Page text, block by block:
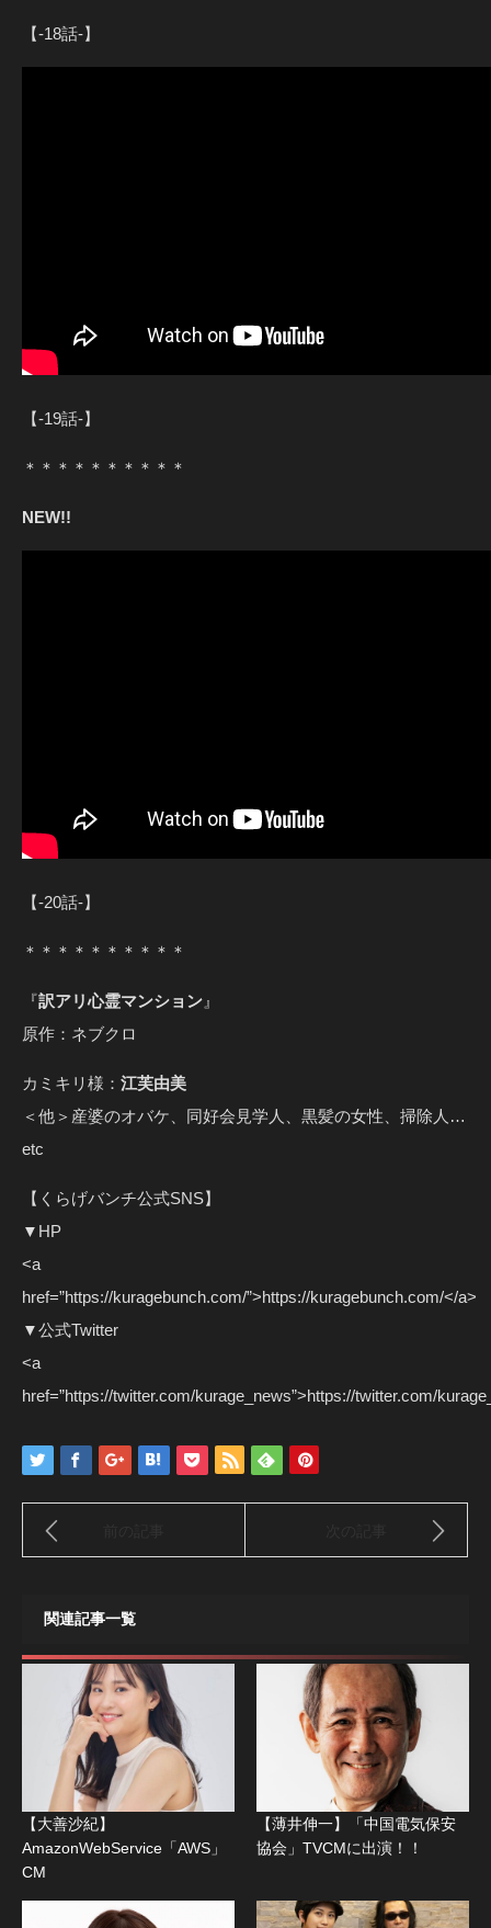
【-18話-】
【-19話-】
＊＊＊＊＊＊＊＊＊＊
NEW!!
【-20話-】
＊＊＊＊＊＊＊＊＊＊
『訳アリ心霊マンション 』
原作：ネブクロ
カミキリ様： 江芙由美
＜他＞産婆のオバケ、同好会見学人、黒髪の女性、掃除人…
etc
【くらげバンチ公式SNS】
▼HP
<a
href=”https://kuragebunch.com/”>https://kuragebunch.com/</a>
▼公式Twitter
<a
href=”https://twitter.com/kurage_news”>https://twitter.com/
関連記事一覧
【大善沙紀】
AmazonWebService「AWS」
CM
【薄井伸一】「中国電気保安
協会」TVCMに出演！！